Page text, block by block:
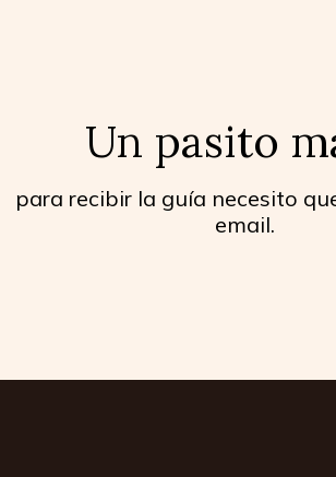
Un pasito
para recibir la guía necesito
email.